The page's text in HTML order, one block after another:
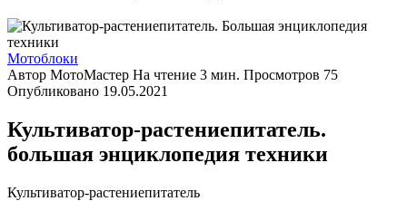
Мотоблоки
Автор МотоМастер На чтение 3 мин. Просмотров 75
Опубликовано 19.05.2021
Культиватор-растениепитатель.
большая энциклопедия техники
Культиватор-растениепитатель